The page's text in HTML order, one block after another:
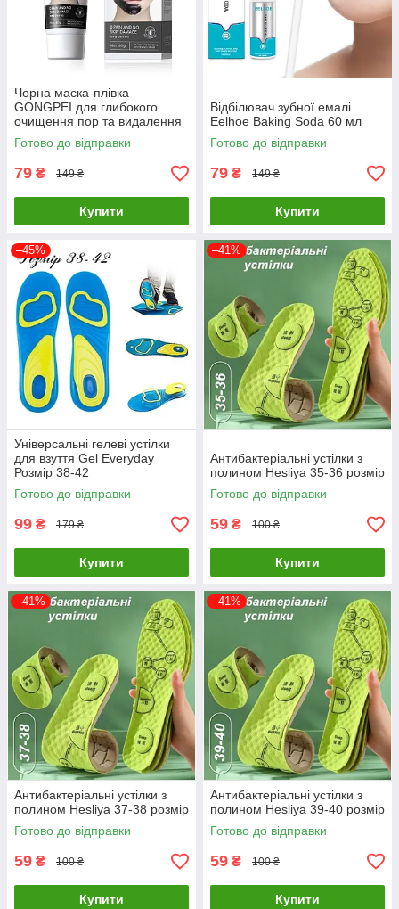
Чорна маска-плівка
GONGPEI для глибокого
очищення пор та видалення
чорних цяток, 60 г
Готово до відправки
79 ₴ 149 ₴
Купити
Відбілювач зубної емалі
Eelhoe Baking Soda 60 мл
Готово до відправки
79 ₴ 149 ₴
Купити
–45%
Універсальні гелеві устілки
для взуття Gel Everyday
Розмір 38-42
Готово до відправки
99 ₴ 179 ₴
Купити
–41%
Антибактеріальні устілки з
полином Hesliya 35-36 розмір
Готово до відправки
59 ₴ 100 ₴
Купити
–41%
Антибактеріальні устілки з
полином Hesliya 37-38 розмір
Готово до відправки
59 ₴ 100 ₴
Купити
–41%
Антибактеріальні устілки з
полином Hesliya 39-40 розмір
Готово до відправки
59 ₴ 100 ₴
Купити